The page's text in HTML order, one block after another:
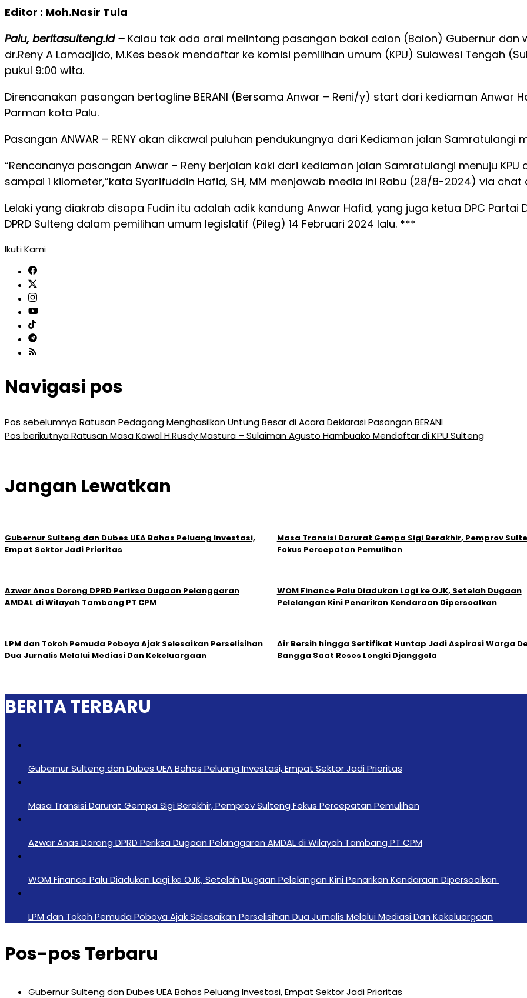
Editor : Moh.Nasir Tula
Palu, beritasulteng.id – Kalau tak ada aral melintang pasangan bakal calon (Balon) Gubernur dan
dr.Reny A Lamadjido, M.Kes besok mendaftar ke komisi pemilihan umum (KPU) Sulawesi Tengah
pukul 9:00 wita.
Direncanakan pasangan bertagline BERANI (Bersama Anwar – Reni/y) start dari kediaman Anwar
Parman kota Palu.
Pasangan ANWAR – RENY akan dikawal puluhan pendukungnya dari Kediaman jalan Samratulangi
“Rencananya pasangan Anwar – Reny berjalan kaki dari kediaman jalan Samratulangi menuju
sampai 1 kilometer,”kata Syarifuddin Hafid, SH, MM menjawab media ini Rabu (28/8-2024) via
Lelaki yang diakrab disapa Fudin itu adalah adik kandung Anwar Hafid, yang juga ketua DPC
DPRD Sulteng dalam pemilihan umum legislatif (Pileg) 14 Februari 2024 lalu. ***
Ikuti Kami
Navigasi pos
Pos sebelumnyaRatusan Pedagang Menghasilkan Untung Besar di Acara Deklarasi Pasangan BERANI
Pos berikutnyaRatusan Masa Kawal H.Rusdy Mastura – Sulaiman Agusto Hambuako Mendaftar di KPU Sulteng
Jangan Lewatkan
Gubernur Sulteng dan Dubes UEA Bahas Peluang Investasi,
Empat Sektor Jadi Prioritas
Masa Transisi Darurat Gempa Sigi Berakhir, Pemprov
Fokus Percepatan Pemulihan
Azwar Anas Dorong DPRD Periksa Dugaan Pelanggaran
AMDAL di Wilayah Tambang PT CPM
‎WOM Finance Palu Diadukan Lagi ke OJK, Setelah Dugaan
Pelelangan Kini Penarikan Kendaraan Dipersoalkan ‎
LPM dan Tokoh Pemuda Poboya Ajak Selesaikan Perselisihan
Dua Jurnalis Melalui Mediasi Dan Kekeluargaan
Air Bersih hingga Sertifikat Huntap Jadi Aspirasi Warga
Bangga Saat Reses Longki Djanggola
BERITA TERBARU
Gubernur Sulteng dan Dubes UEA Bahas Peluang Investasi, Empat Sektor Jadi Prioritas
Masa Transisi Darurat Gempa Sigi Berakhir, Pemprov Sulteng Fokus Percepatan Pemulihan
Azwar Anas Dorong DPRD Periksa Dugaan Pelanggaran AMDAL di Wilayah Tambang PT CPM
‎WOM Finance Palu Diadukan Lagi ke OJK, Setelah Dugaan Pelelangan Kini Penarikan Kendaraan Dipersoalkan ‎
LPM dan Tokoh Pemuda Poboya Ajak Selesaikan Perselisihan Dua Jurnalis Melalui Mediasi Dan Kekeluargaan
Pos-pos Terbaru
Gubernur Sulteng dan Dubes UEA Bahas Peluang Investasi, Empat Sektor Jadi Prioritas